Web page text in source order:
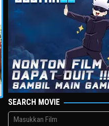
SEARCH MOVIE